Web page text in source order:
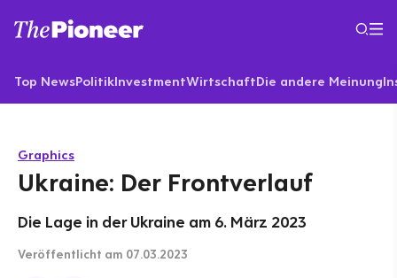
Top NewsPolitikInvestmentWirtschaftDie andere Meinung
Graphics
Ukraine: Der Frontverlauf
Die Lage in der Ukraine am 6. März 2023
Veröffentlicht am 07.03.2023